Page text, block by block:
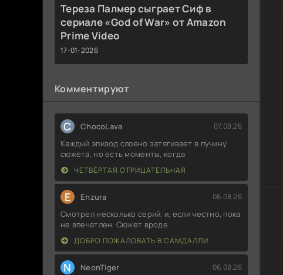
Тереза Палмер сыграет Сиф в
сериале «God of War» от Amazon
Prime Video
17-01-2026
Комментируют
C ChocoLava 07.08.26
Каждый эпизод словно затягивает в пучину
сюжета, но есть моменты, когда
ЧЕТВЁРТАЯ ОТРИЦАТЕЛЬНАЯ
E Enzura 06.08.26
Смотрел несколько серий, и, если честно, пока
не впечатлен. Сюжет вроде
ДОБРО ПОЖАЛОВАТЬ В САМДАЛЛИ
N NeonTiger 06.08.26